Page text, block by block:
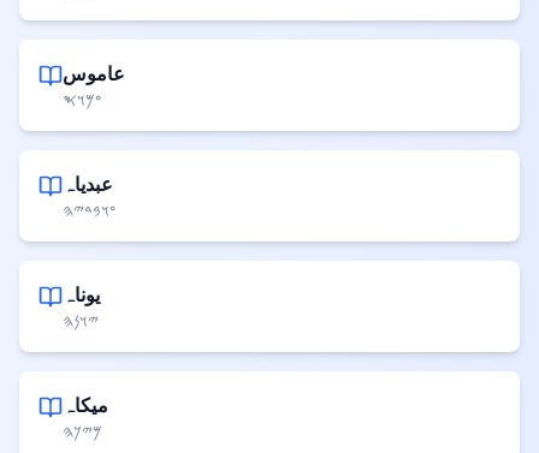
عاموس
𐤏𐤌𐤅𐤎
عبدیاہ
𐤏𐤅𐤁𐤃𐤉𐤄
یوناہ
𐤉𐤅𐤍𐤄
میکاہ
𐤌𐤉𐤊𐤄